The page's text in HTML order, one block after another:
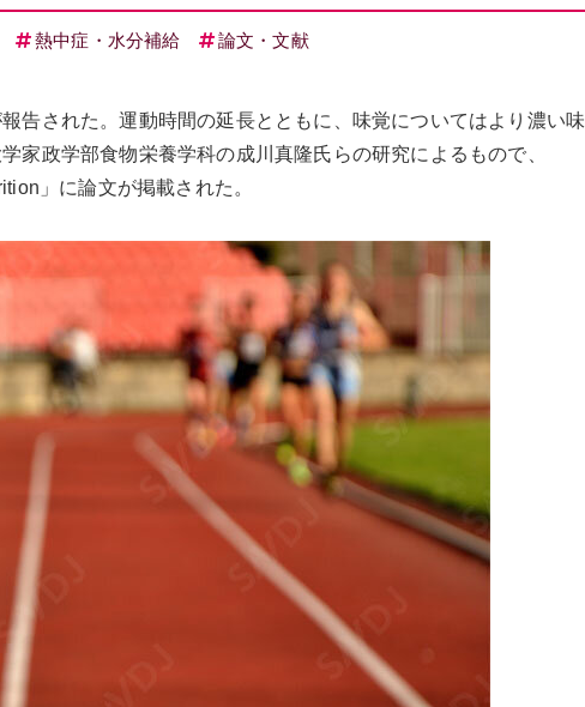
熱中症・水分補給 論文・文献
告された。運動時間の延長とともに、味覚についてはより濃い味
家政学部食物栄養学科の成川真隆氏らの研究によるもので、
」に論文が掲載された。